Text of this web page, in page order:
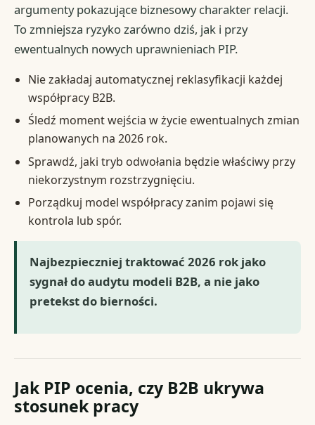
argumenty pokazujące biznesowy charakter relacji.
To zmniejsza ryzyko zarówno dziś, jak i przy
ewentualnych nowych uprawnieniach PIP.
Nie zakładaj automatycznej reklasyfikacji każdej
współpracy B2B.
Śledź moment wejścia w życie ewentualnych zmian
planowanych na 2026 rok.
Sprawdź, jaki tryb odwołania będzie właściwy przy
niekorzystnym rozstrzygnięciu.
Porządkuj model współpracy zanim pojawi się
kontrola lub spór.
Najbezpieczniej traktować 2026 rok jako
sygnał do audytu modeli B2B, a nie jako
pretekst do bierności.
Jak PIP ocenia, czy B2B ukrywa
stosunek pracy